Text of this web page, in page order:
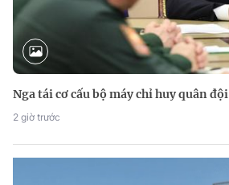
Nga tái cơ cấu bộ máy chỉ huy quân đội
2 giờ trước